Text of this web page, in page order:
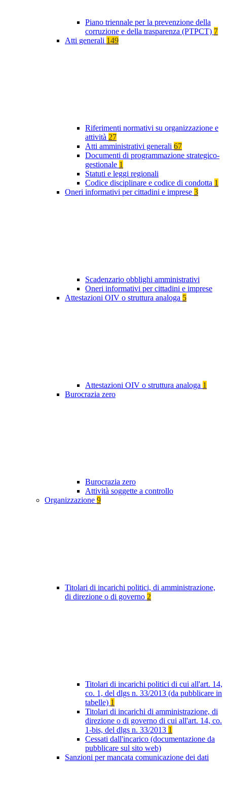
Piano triennale per la prevenzione della
corruzione e della trasparenza (PTPCT) 7
Atti generali 149
Riferimenti normativi su organizzazione e
attività 27
Atti amministrativi generali 67
Documenti di programmazione strategico-
gestionale 1
Statuti e leggi regionali
Codice disciplinare e codice di condotta 1
Oneri informativi per cittadini e imprese 3
Scadenzario obblighi amministrativi
Oneri informativi per cittadini e imprese
Attestazioni OIV o struttura analoga 5
Attestazioni OIV o struttura analoga 1
Burocrazia zero
Burocrazia zero
Attività soggette a controllo
Organizzazione 9
Titolari di incarichi politici, di amministrazione,
di direzione o di governo 2
Titolari di incarichi politici di cui all'art. 14,
co. 1, del dlgs n. 33/2013 (da pubblicare in
tabelle) 1
Titolari di incarichi di amministrazione, di
direzione o di governo di cui all'art. 14, co.
1-bis, del dlgs n. 33/2013 1
Cessati dall'incarico (documentazione da
pubblicare sul sito web)
Sanzioni per mancata comunicazione dei dati